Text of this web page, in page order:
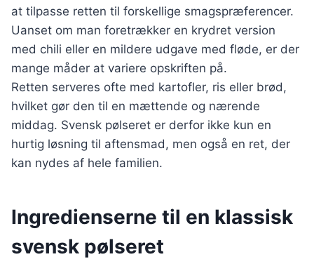
at tilpasse retten til forskellige smagspræferencer.
Uanset om man foretrækker en krydret version
med chili eller en mildere udgave med fløde, er der
mange måder at variere opskriften på.
Retten serveres ofte med kartofler, ris eller brød,
hvilket gør den til en mættende og nærende
middag. Svensk pølseret er derfor ikke kun en
hurtig løsning til aftensmad, men også en ret, der
kan nydes af hele familien.
Ingredienserne til en klassisk
svensk pølseret